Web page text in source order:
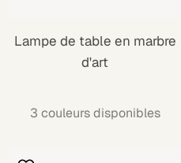
Lampe de table en marbre
d'art
3 couleurs disponibles